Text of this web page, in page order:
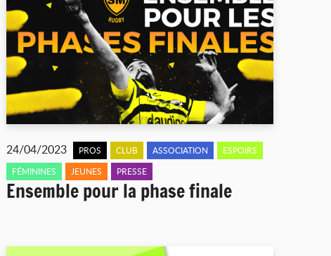
24/04/2023 PROS CLUB ASSOCIATION
ESPOIRS
FÉMININES
JEUNES PRESSE
Ensemble pour la phase finale